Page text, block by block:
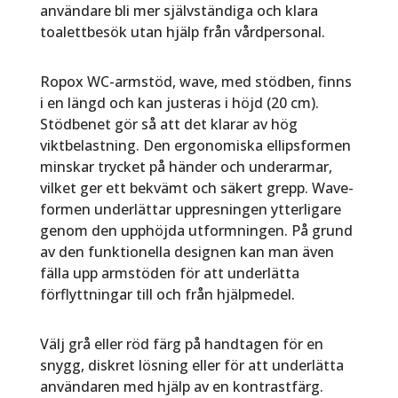
användare bli mer självständiga och klara
toalettbesök utan hjälp från vårdpersonal.
Ropox WC-armstöd, wave, med stödben, finns
i en längd och kan justeras i höjd (20 cm).
Stödbenet gör så att det klarar av hög
viktbelastning. Den ergonomiska ellipsformen
minskar trycket på händer och underarmar,
vilket ger ett bekvämt och säkert grepp. Wave-
formen underlättar uppresningen ytterligare
genom den upphöjda utformningen. På grund
av den funktionella designen kan man även
fälla upp armstöden för att underlätta
förflyttningar till och från hjälpmedel.
Välj grå eller röd färg på handtagen för en
snygg, diskret lösning eller för att underlätta
användaren med hjälp av en kontrastfärg.